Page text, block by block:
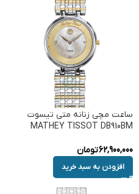
ساعت مچی زنانه متی تیسوت
MATHEY TISSOT DB910BM
62,900,000تومان
افزودن به سبد خرید